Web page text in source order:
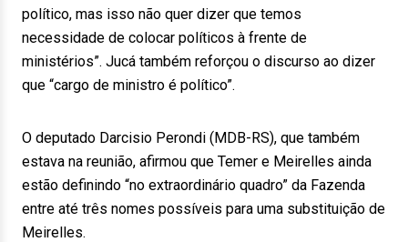
político, mas isso não quer dizer que temos
necessidade de colocar políticos à frente de
ministérios”. Jucá também reforçou o discurso ao dizer
que “cargo de ministro é político”.
O deputado Darcisio Perondi (MDB-RS), que também
estava na reunião, afirmou que Temer e Meirelles ainda
estão definindo “no extraordinário quadro” da Fazenda
entre até três nomes possíveis para uma substituição de
Meirelles.